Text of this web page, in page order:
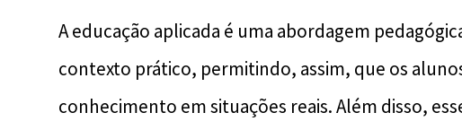
A educação aplicada é uma abordagem
contexto prático, permitindo, assim, que os
conhecimento em situações reais. Além disso,